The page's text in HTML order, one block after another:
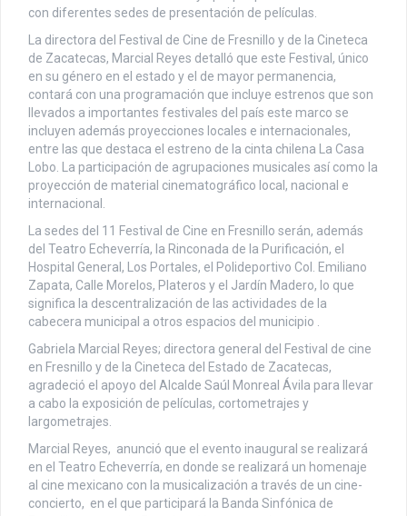
con diferentes sedes de presentación de películas.
La directora del Festival de Cine de Fresnillo y de la Cineteca
de Zacatecas, Marcial Reyes detalló que este Festival, único
en su género en el estado y el de mayor permanencia,
contará con una programación que incluye estrenos que son
llevados a importantes festivales del país este marco se
incluyen además proyecciones locales e internacionales,
entre las que destaca el estreno de la cinta chilena La Casa
Lobo. La participación de agrupaciones musicales así como la
proyección de material cinematográfico local, nacional e
internacional.
La sedes del 11 Festival de Cine en Fresnillo serán, además
del Teatro Echeverría, la Rinconada de la Purificación, el
Hospital General, Los Portales, el Polideportivo Col. Emiliano
Zapata, Calle Morelos, Plateros y el Jardín Madero, lo que
significa la descentralización de las actividades de la
cabecera municipal a otros espacios del municipio .
Gabriela Marcial Reyes; directora general del Festival de cine
en Fresnillo y de la Cineteca del Estado de Zacatecas,
agradeció el apoyo del Alcalde Saúl Monreal Ávila para llevar
a cabo la exposición de películas, cortometrajes y
largometrajes.
Marcial Reyes, anunció que el evento inaugural se realizará
en el Teatro Echeverría, en donde se realizará un homenaje
al cine mexicano con la musicalización a través de un cine-
concierto, en el que participará la Banda Sinfónica de